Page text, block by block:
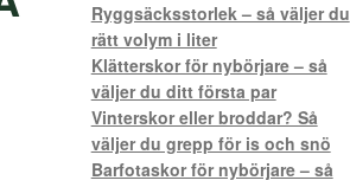
Ryggsäcksstorlek – så väljer du
rätt volym i liter
Klätterskor för nybörjare – så
väljer du ditt första par
Vinterskor eller broddar? Så
väljer du grepp för is och snö
Barfotaskor för nybörjare – så